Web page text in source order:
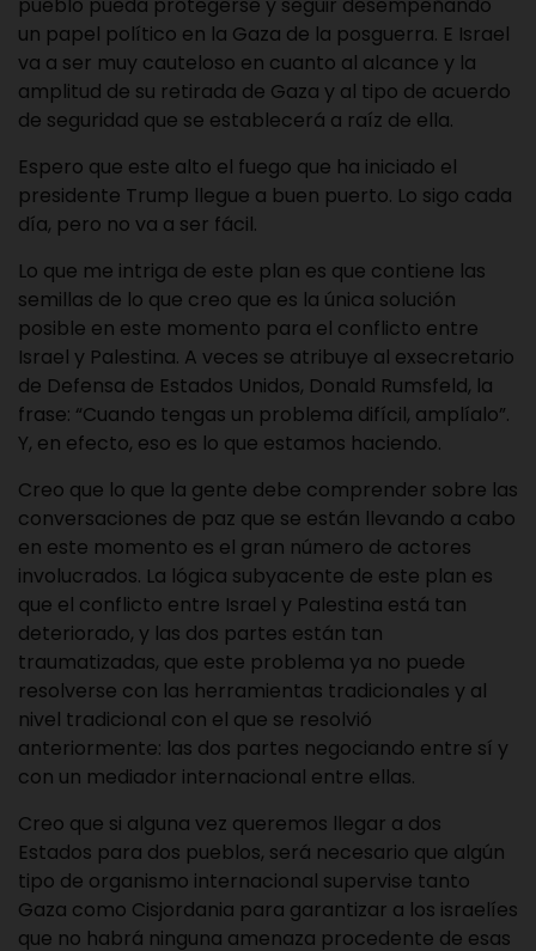
un papel político en la Gaza de la posguerra. E Israel
va a ser muy cauteloso en cuanto al alcance y la
amplitud de su retirada de Gaza y al tipo de acuerdo
de seguridad que se establecerá a raíz de ella.
Espero que este alto el fuego que ha iniciado el
presidente Trump llegue a buen puerto. Lo sigo cada
día, pero no va a ser fácil.
Lo que me intriga de este plan es que contiene las
semillas de lo que creo que es la única solución
posible en este momento para el conflicto entre
Israel y Palestina. A veces se atribuye al exsecretario
de Defensa de Estados Unidos, Donald Rumsfeld, la
frase: “Cuando tengas un problema difícil, amplíalo”.
Y, en efecto, eso es lo que estamos haciendo.
Creo que lo que la gente debe comprender sobre las
conversaciones de paz que se están llevando a cabo
en este momento es el gran número de actores
involucrados. La lógica subyacente de este plan es
que el conflicto entre Israel y Palestina está tan
deteriorado, y las dos partes están tan
traumatizadas, que este problema ya no puede
resolverse con las herramientas tradicionales y al
nivel tradicional con el que se resolvió
anteriormente: las dos partes negociando entre sí y
con un mediador internacional entre ellas.
Creo que si alguna vez queremos llegar a dos
Estados para dos pueblos, será necesario que algún
tipo de organismo internacional supervise tanto
Gaza como Cisjordania para garantizar a los israelíes
que no habrá ninguna amenaza procedente de esas